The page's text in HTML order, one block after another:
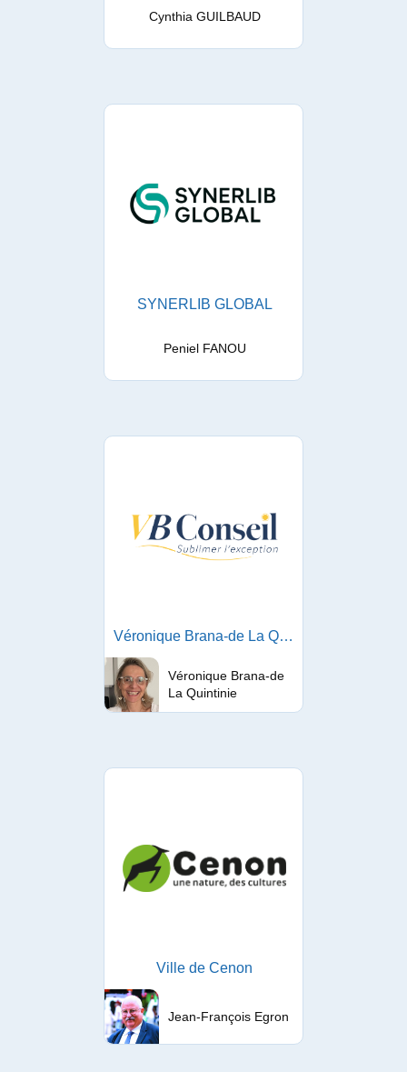
Cynthia GUILBAUD
SYNERLIB GLOBAL
Peniel FANOU
Véronique Brana-de La Quintinie
Véronique Brana-de
La Quintinie
Ville de Cenon
Jean-François Egron